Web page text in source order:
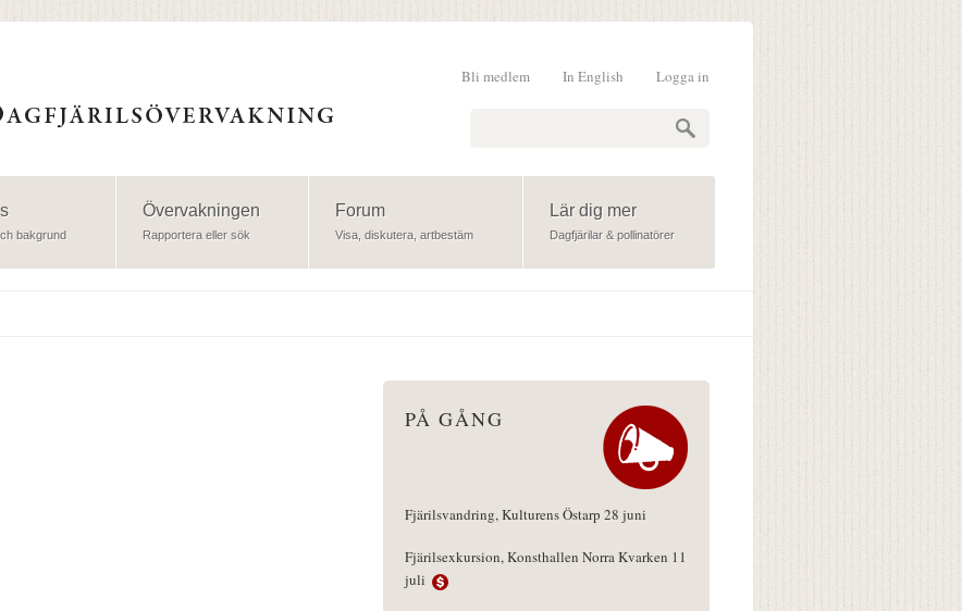
Logga in
In English
Bli medlem
bakgrund
Övervakningen
Rapportera eller sök
Forum
Visa, diskutera, artbestäm
Lär dig mer
Dagfjärilar & pollinatörer
PÅ GÅNG
Fjärilsvandring, Kulturens Östarp 28 juni
Fjärilsexkursion, Konsthallen Norra Kvarken 11
juli